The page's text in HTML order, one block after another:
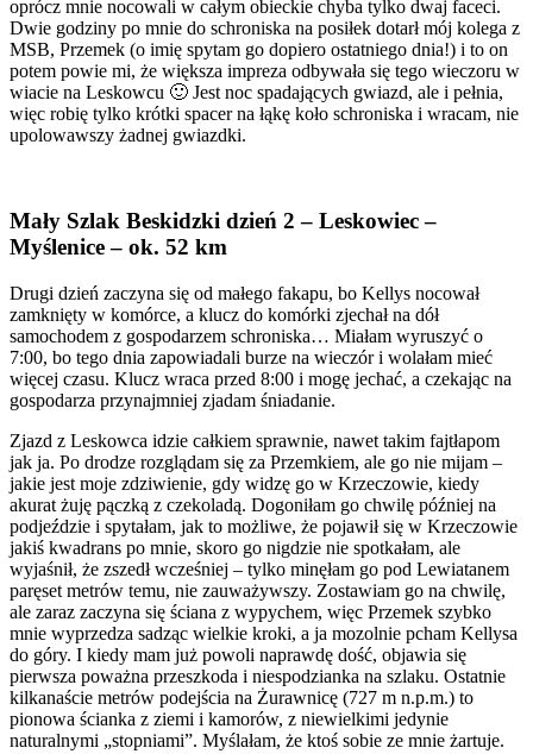
oprócz mnie nocowali w całym obieckie chyba tylko dwaj faceci.
Dwie godziny po mnie do schroniska na posiłek dotarł mój kolega z
MSB, Przemek (o imię spytam go dopiero ostatniego dnia!) i to on
potem powie mi, że większa impreza odbywała się tego wieczoru w
wiacie na Leskowcu 🙂 Jest noc spadających gwiazd, ale i pełnia,
więc robię tylko krótki spacer na łąkę koło schroniska i wracam, nie
upolowawszy żadnej gwiazdki.
Mały Szlak Beskidzki dzień 2 – Leskowiec –
Myślenice – ok. 52 km
Drugi dzień zaczyna się od małego fakapu, bo Kellys nocował
zamknięty w komórce, a klucz do komórki zjechał na dół
samochodem z gospodarzem schroniska… Miałam wyruszyć o
7:00, bo tego dnia zapowiadali burze na wieczór i wolałam mieć
więcej czasu. Klucz wraca przed 8:00 i mogę jechać, a czekając na
gospodarza przynajmniej zjadam śniadanie.
Zjazd z Leskowca idzie całkiem sprawnie, nawet takim fajtłapom
jak ja. Po drodze rozglądam się za Przemkiem, ale go nie mijam –
jakie jest moje zdziwienie, gdy widzę go w Krzeczowie, kiedy
akurat żuję pączką z czekoladą. Dogoniłam go chwilę później na
podjeździe i spytałam, jak to możliwe, że pojawił się w Krzeczowie
jakiś kwadrans po mnie, skoro go nigdzie nie spotkałam, ale
wyjaśnił, że zszedł wcześniej – tylko minęłam go pod Lewiatanem
paręset metrów temu, nie zauważywszy. Zostawiam go na chwilę,
ale zaraz zaczyna się ściana z wypychem, więc Przemek szybko
mnie wyprzedza sadząc wielkie kroki, a ja mozolnie pcham Kellysa
do góry. I kiedy mam już powoli naprawdę dość, objawia się
pierwsza poważna przeszkoda i niespodzianka na szlaku. Ostatnie
kilkanaście metrów podejścia na Żurawnicę (727 m n.p.m.) to
pionowa ścianka z ziemi i kamorów, z niewielkimi jedynie
naturalnymi „stopniami”. Myślałam, że ktoś sobie ze mnie żartuje.